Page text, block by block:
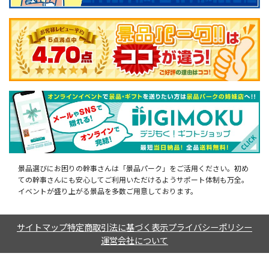
景品選びにお困りの幹事さんは「景品パーク」をご活用ください。初め
ての幹事さんにも安心してご利用いただけるようサポート体制も万全。
イベントが盛り上がる景品を多数ご用意しております。
サイトマップ特定商取引法に基づく表示プライバシーポリシー
運営会社について